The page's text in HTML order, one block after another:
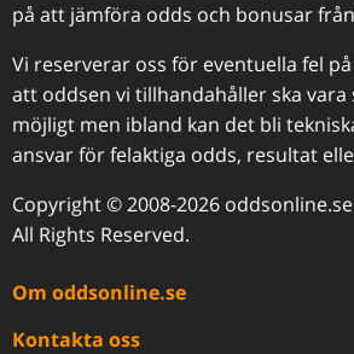
på att jämföra odds och bonusar
Vi reserverar oss för eventuella fel
att oddsen vi tillhandahåller ska vara
möjligt men ibland kan det bli
ansvar för felaktiga odds, resultat
Copyright © 2008-2026 oddsonline.se
All Rights Reserved.
Om oddsonline.se
Kontakta oss